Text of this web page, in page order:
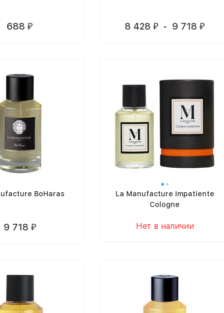
688 ₽ 8 428 ₽ - 9 718 ₽
BoHaras
9 718 ₽
La Manufacture Impatiente
Cologne
Нет в наличии